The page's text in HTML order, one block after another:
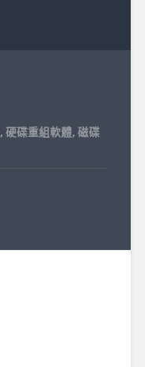
, 硬碟重組軟體, 磁碟